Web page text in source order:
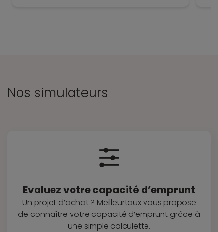
Nos simulateurs
Evaluez votre capacité d’emprunt
Un projet d’achat ? Meilleurtaux vous propose
de connaître votre capacité d’emprunt grâce à
une simple calculette.